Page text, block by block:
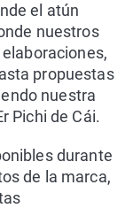
el atún
nuestros
propuestas
nuestra
Pichi de Cái.
durante
de la marca,